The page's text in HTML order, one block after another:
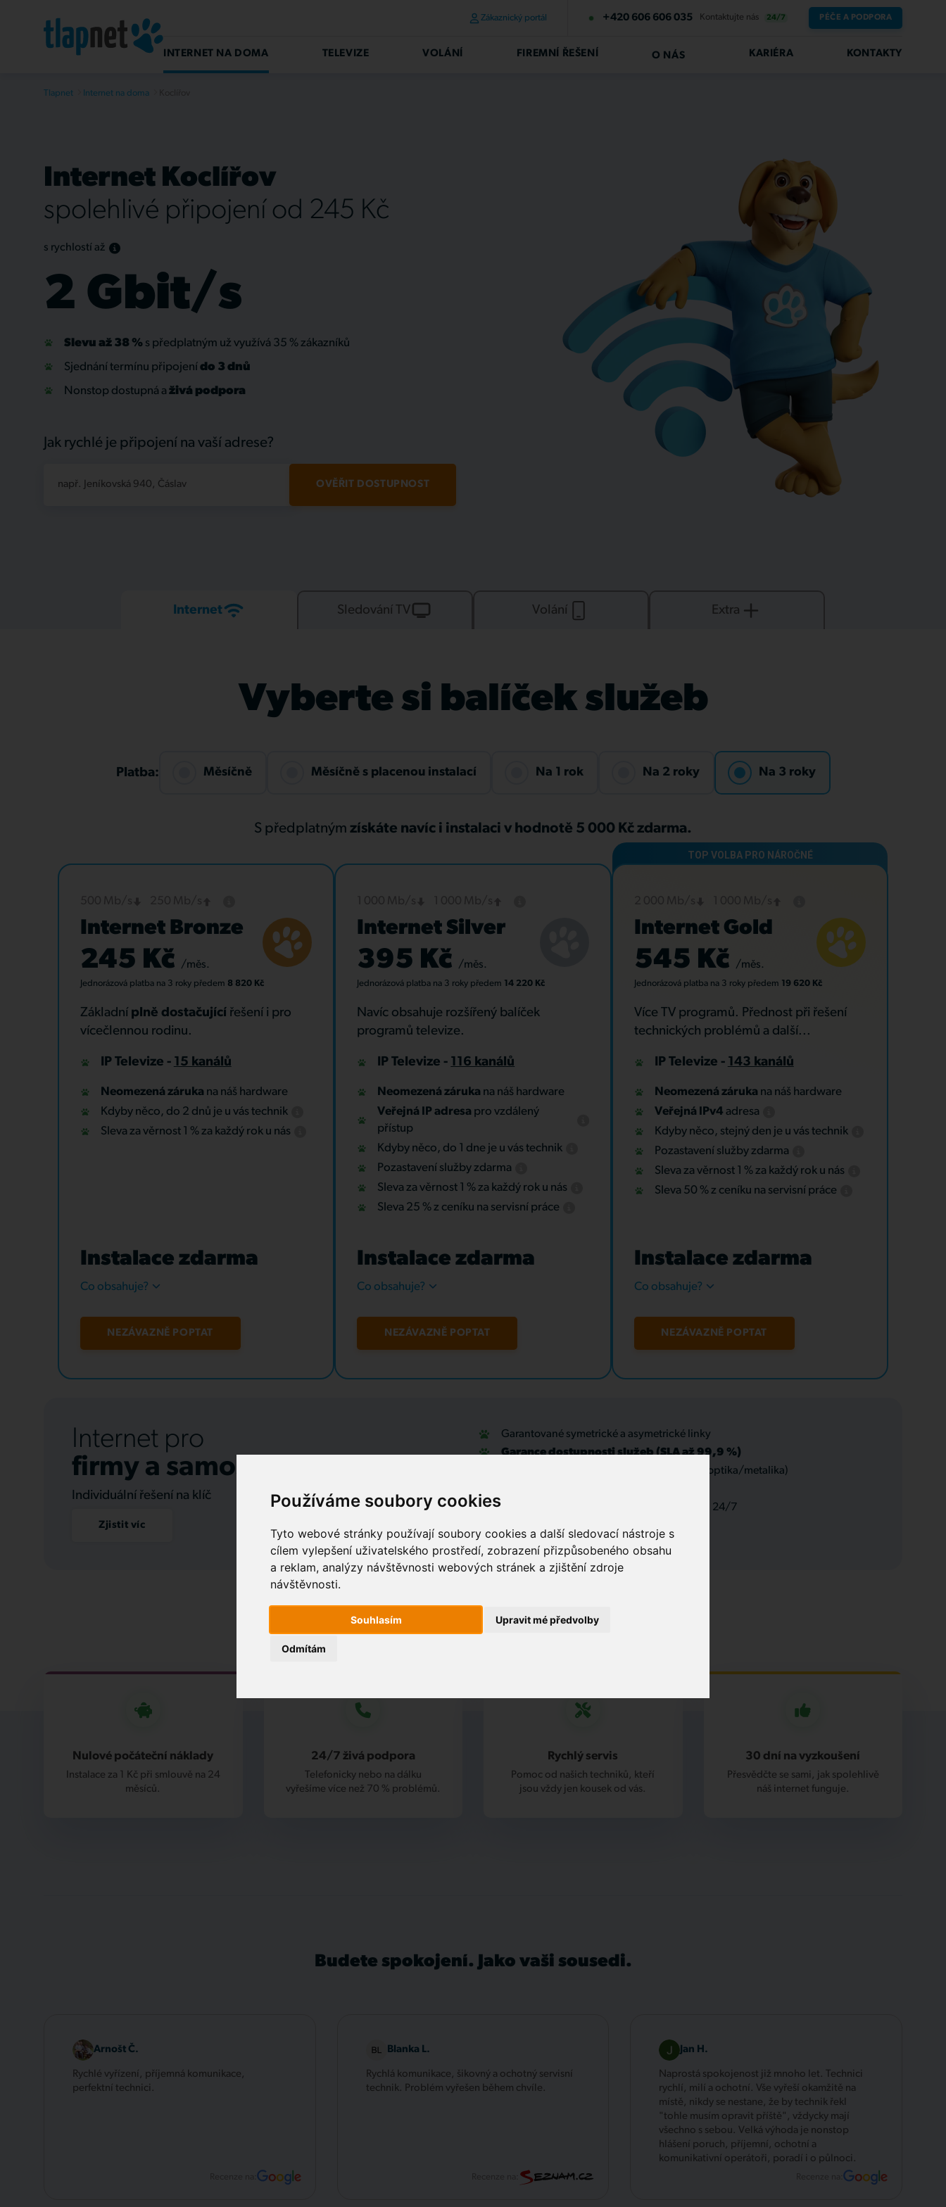
Používáme soubory cookies
Tyto webové stránky používají soubory cookies a další sledovací nástroje s
cílem vylepšení uživatelského prostředí, zobrazení přizpůsobeného obsahu
a reklam, analýzy návštěvnosti webových stránek a zjištění zdroje
návštěvnosti.
Souhlasím
Odmítám
Upravit mé předvolby
Zákaznický portál +420 606 606 035 Kontaktujte nás 24/7 PÉČE A PODPORA
INTERNET NA DOMA TELEVIZE VOLÁNÍ FIREMNÍ ŘEŠENÍ O NÁS KARIÉRA KONTAKTY
Tlapnet Internet na doma
Internet Koclířov
spolehlivé připojení od 245 Kč
s rychlostí až
2 Gbit/s
Slevu až 38 % s předplatným už využívá 35 % zákazníků
Sjednání termínu připojení do 3 dnů
Nonstop dostupná a živá podpora
Jak rychlé je připojení na vaší adrese?
např. Jeníkovská 940, Čáslav OVĚŘIT DOSTUPNOST
Internet Sledování TV Volání Extra
Vyberte si balíček služeb
Platba: Měsíčně Měsíčně s placenou instalací Na 1 rok Na 2 roky Na 3 roky
S předplatným získáte navíc i instalaci v hodnotě 5 000 Kč zdarma.
Internet Bronze
245 Kč /měs.
Jednorázová platba na 3 rokypředem 8 820 Kč
Základní plně dostačující řešení i pro
vícečlennou rodinu.
IP Televize - 15 kanálů
Neomezená záruka na náš hardware
Kdyby něco, do 2 dnů je u vás technik
Sleva za věrnost 1 % za každý rok u nás
Instalace zdarma
Co obsahuje?
NEZÁVAZNĚ POPTAT
Internet Silver
395 Kč /měs.
Jednorázová platba na 3 roky předem 14 220 Kč
Navíc obsahuje rozšířený balíček
programů televize.
IP Televize - 116 kanálů
Neomezená záruka na náš hardware
Veřejná IP adresa pro vzdálený
přístup
Kdyby něco, do 1 dne je u vás technik
Pozastavení služby zdarma
Sleva za věrnost 1 % za každý rok u nás
Sleva 25 % z ceníku na servisní práce
Instalace zdarma
Co obsahuje?
NEZÁVAZNĚ POPTAT
Internet Gold
545 Kč /měs.
Jednorázová platba na 3 rokypředem 19 620 Kč
Více TV programů. Přednost při řešení
technických problémů a další...
IP Televize - 143 kanálů
Neomezená záruka na náš hardware
Veřejná IPv4 adresa
Kdyby něco, stejný den je u vás technik
Pozastavení služby zdarma
Sleva za věrnost 1 % za každý rok u nás
Sleva 50 % z ceníku na servisní práce
Instalace zdarma
Co obsahuje?
NEZÁVAZNĚ POPTAT
Internet pro
firmy a samosprávu
Individuální řešení na klíč
Zjistit víc
Garantované symetrické a asymetrické linky
Garance dostupnosti služeb (SLA až 99,9 %)
Optické přípojky a interní datové rozvody (optika/metalika)
IT outsourcing, správa sítí a servis, podpora 24/7
Nulové počáteční náklady
Instalace za 1 Kč při smlouvě na 24
měsíců.
24/7 živá podpora
Telefonicky nebo na dálku
vyřešíme více než 70 % problémů.
Rychlý servis
Pomoc od našich techniků, kteří
jsou vždy jen kousek od vás.
30 dní na vyzkoušení
Přesvědčte se sami, jak spolehlivě
náš internet funguje.
Budete spokojení. Jako vaši sousedi.
Arnošt Č.
Rychlé vyřízení, příjemná komunikace,
perfektní technici.
Blanka L.
Rychlá komunikace, šikovný a ochotný servisní
technik. Problém vyřešen během chvíle.
Jan H.
Naprostá spokojenost již mnoho let. Technici
rychlí, milí a ochotní. Vše vyřeší okamžitě na
místě, nikdy se nestane, že by technik řekl
"tohle musím opravit příště", vždycky mají
všechno s sebou. Velká výhoda je nonstop
hlášení poruch, příjemní, ochotní a
komunikativní operátoři, poradí i o půlnoci.
Recenze na: